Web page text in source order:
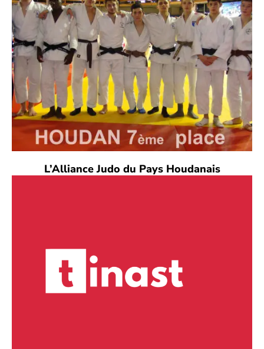
L’Alliance Judo du Pays Houdanais